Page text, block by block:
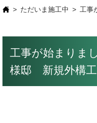
ただいま施工中 工事
工事が始まり
様邸 新規外構